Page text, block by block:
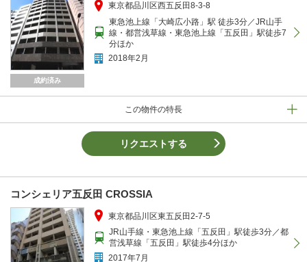
成約済み
この物件の特長
東京都品川区西五反田8-3-8
東急池上線「大崎広小路」駅 徒歩3分／JR山手
線・都営浅草線・東急池上線「五反田」駅徒歩7
分ほか
2018年2月
リクエストする
コンシェリア五反田 CROSSIA
東京都品川区東五反田2-7-5
JR山手線・東急池上線「五反田」駅徒歩3分／都
営浅草線「五反田」駅徒歩4分ほか
2017年7月